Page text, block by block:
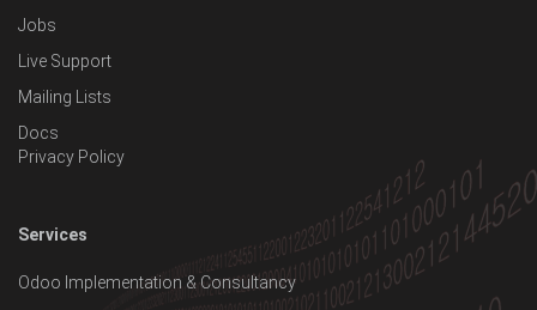
Jobs
Live Support
Mailing Lists
Docs
Privacy Policy
Services
Odoo Implementation & Consultancy